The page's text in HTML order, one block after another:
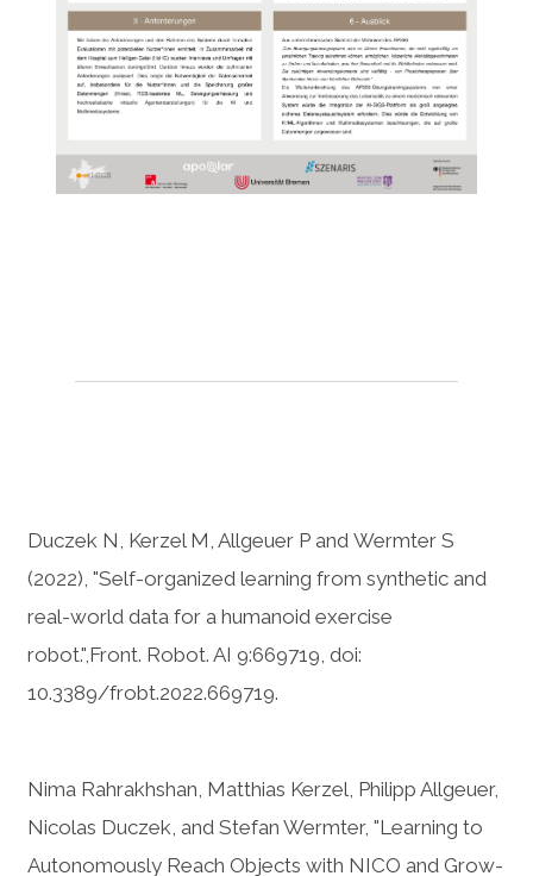
Duczek N, Kerzel M, Allgeuer P and Wermter S
(2022), "Self-organized learning from synthetic and
real-world data for a humanoid exercise
robot.",Front. Robot. AI 9:669719, doi:
10.3389/frobt.2022.669719.
Nima Rahrakhshan, Matthias Kerzel, Philipp Allgeuer,
Nicolas Duczek, and Stefan Wermter, "Learning to
Autonomously Reach Objects with NICO and Grow-